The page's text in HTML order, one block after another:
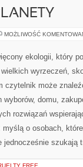
MOŻLIWOŚĆ
ekologii, który
wyrzeczeń,
czytelnik może
domu,
rozwiązań
o osobach,
jednocześnie
FREE